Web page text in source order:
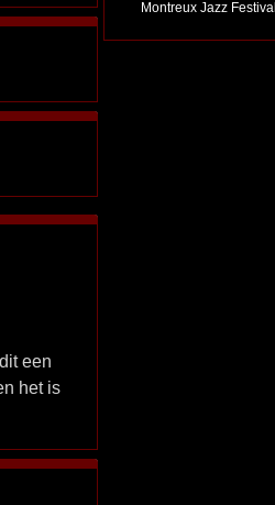
een
het is
Montreux Jazz Festival